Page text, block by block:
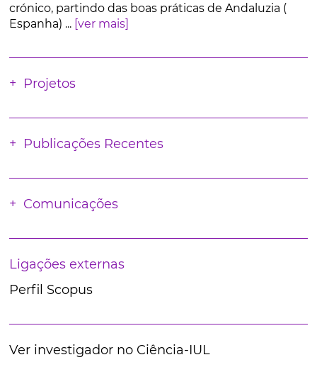
crónico, partindo das boas práticas de Andaluzia (
Espanha) ... [ver mais]
Projetos
Publicações Recentes
Comunicações
Ligações externas
Perfil Scopus
Ver investigador no Ciência-IUL